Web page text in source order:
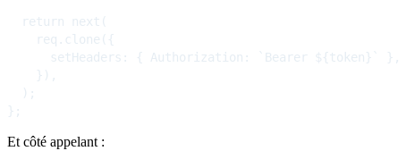
  return next(
    req.clone({
      setHeaders: { Authorization: `Bearer ${token}` },
    }),
  );
Et côté appelant :